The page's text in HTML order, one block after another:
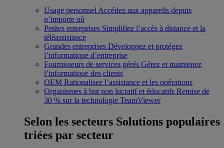
Usage personnel Accédez aux appareils depuis
n’importe où
Petites entreprises Simplifiez l’accès à distance et la
téléassistance
Grandes entreprises Développez et protégez
l’informatique d’entreprise
Fournisseurs de services gérés Gérez et maintenez
l’informatique des clients
OEM Rationalisez l’assistance et les opérations
Organismes à but non lucratif et éducatifs Remise de
30 % sur la technologie TeamViewer
Selon les secteurs Solutions populaires
triées par secteur